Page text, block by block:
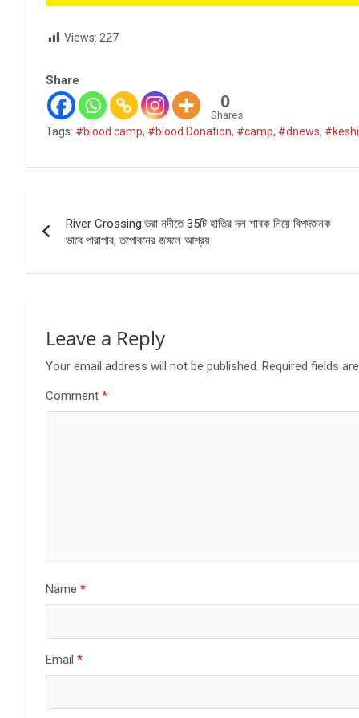
Views: 227
Share
0
Shares
Tags: #blood camp, #blood Donation, #camp, #dnews,
navigation
River Crossing:ভরা নদীতে 35টি হাতির দল শাবক নিয়ে বিপদজনক
ভাবে পারাপার, তপোবনের জঙ্গলে আশ্রয়
Leave a Reply
Your email address will not be published. Required fields
Comment *
Name *
Email *